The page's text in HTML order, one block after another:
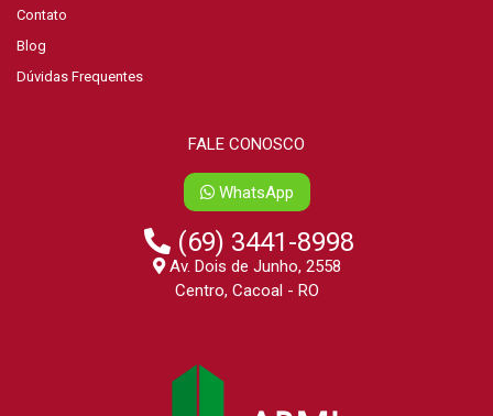
Contato
Blog
Dúvidas Frequentes
FALE CONOSCO
WhatsApp
(69) 3441-8998
Av. Dois de Junho, 2558
Centro, Cacoal - RO